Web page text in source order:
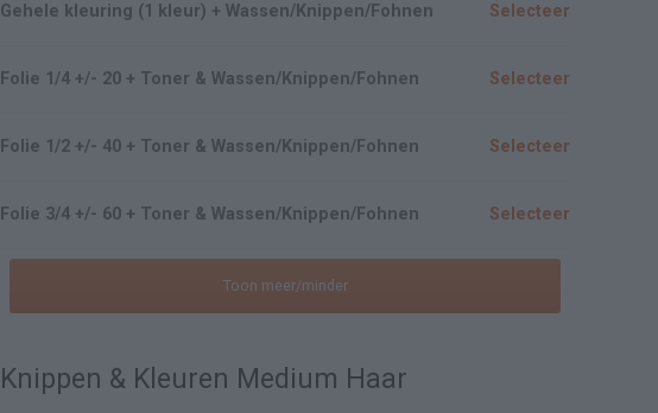
Gehele kleuring (1 kleur) + Wassen/Knippen/Fohnen Selecteer
Folie 1/4 +/- 20 + Toner & Wassen/Knippen/Fohnen Selecteer
Folie 1/2 +/- 40 + Toner & Wassen/Knippen/Fohnen Selecteer
Folie 3/4 +/- 60 + Toner & Wassen/Knippen/Fohnen Selecteer
Toon meer/minder
Knippen & Kleuren Medium Haar